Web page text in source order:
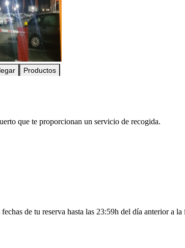
Productos
que te proporcionan un servicio de recogida.
de tu reserva hasta las 23:59h del día anterior a la